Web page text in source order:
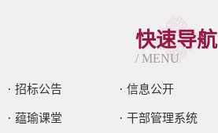
快速导航
/ MENU
招标公告 信息公开
蕴瑜课堂 干部管理系统